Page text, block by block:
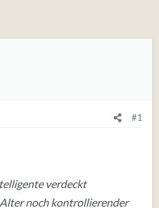
#1
verdeckt
noch kontrollierender